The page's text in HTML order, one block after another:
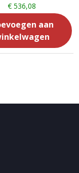
€536,08
aan